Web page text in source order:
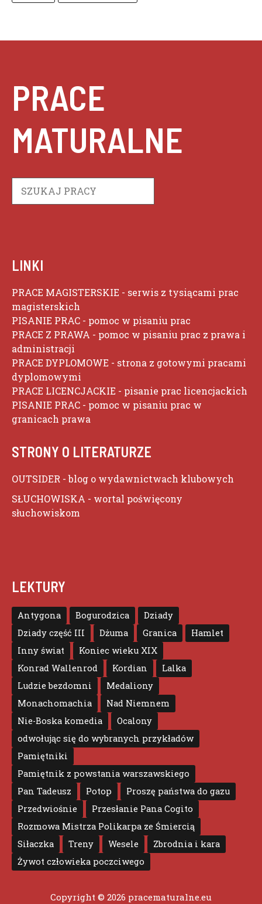
PRACE
MATURALNE
LINKI
PRACE MAGISTERSKIE - serwis z tysiącami prac
magisterskich
PISANIE PRAC - pomoc w pisaniu prac
PRACE Z PRAWA - pomoc w pisaniu prac z prawa i
administracji
PRACE DYPLOMOWE - strona z gotowymi pracami
dyplomowymi
PRACE LICENCJACKIE - pisanie prac licencjackich
PISANIE PRAC - pomoc w pisaniu prac w
granicach prawa
STRONY O LITERATURZE
OUTSIDER - blog o wydawnictwach klubowych
SŁUCHOWISKA - wortal poświęcony
słuchowiskom
LEKTURY
Antygona Bogurodzica
Dziady
Dziady część III
Dżuma Granica
Hamlet
Inny świat
Koniec wieku XIX
Konrad Wallenrod
Kordian
Lalka
Ludzie bezdomni
Medaliony
Monachomachia
Nad Niemnem
Nie-Boska komedia
Ocalony
odwołując się do wybranych przykładów
Pamiętniki
Pamiętnik z powstania warszawskiego
Pan Tadeusz
Potop
Proszę państwa do gazu
Przedwiośnie
Przesłanie Pana Cogito
Rozmowa Mistrza Polikarpa ze Śmiercią
Siłaczka
Treny Wesele
Zbrodnia i kara
Żywot człowieka poczciwego
Copyright © 2026 pracematuralne.eu